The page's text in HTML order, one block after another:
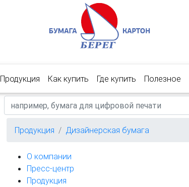
Продукция Как купить Где купить Полезное
Продукция Дизайнерская бумага
О компании
Пресс-центр
Продукция